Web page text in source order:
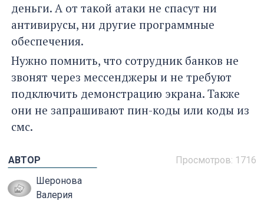
деньги. А от такой атаки не спасут ни
антивирусы, ни другие программные
обеспечения.
Нужно помнить, что сотрудник банков не
звонят через мессенджеры и не требуют
подключить демонстрацию экрана. Также
они не запрашивают пин-коды или коды из
смс.
Просмотров: 1716
АВТОР
Шеронова
Валерия